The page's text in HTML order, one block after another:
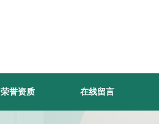
荣誉资质 在线留言